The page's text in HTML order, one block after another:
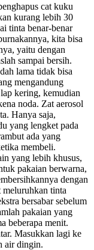
cat kuku
kurang lebih 30
tinta benar-benar
kita bisa
yaitu dengan
sampai bersih.
lama tidak bisa
mengandung
kering, kemudian
noda. Zat aerosol
Hanya saja,
yang lengket pada
ada yang
membeli.
yang lebih khusus,
pakaian berwarna,
dengan
meluruhkan tinta
bersabar sebelum
pakaian yang
beberapa menit.
Masukkan lagi ke
air dingin.